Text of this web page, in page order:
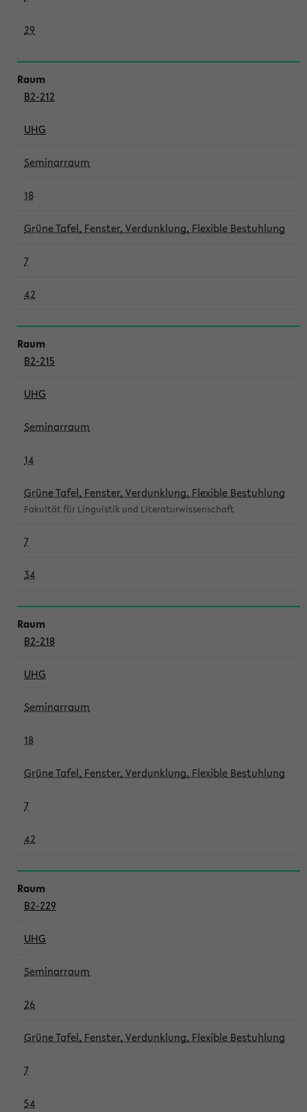
29
B2-212
UHG
Seminarraum
18
Grüne Tafel, Fenster, Verdunklung, Flexible Bestuhlung
7
42
B2-215
UHG
Seminarraum
14
Grüne Tafel, Fenster, Verdunklung, Flexible Bestuhlung
Fakultät für Linguistik und Literaturwissenschaft
7
34
B2-218
UHG
Seminarraum
18
Grüne Tafel, Fenster, Verdunklung, Flexible Bestuhlung
7
42
B2-229
UHG
Seminarraum
26
Grüne Tafel, Fenster, Verdunklung, Flexible Bestuhlung
7
54